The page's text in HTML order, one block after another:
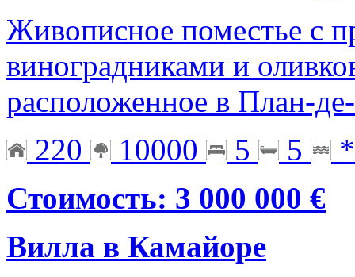
Живописное поместье с
виноградниками и
расположенное в План-
220
10000 5 5
*
Стоимость: 3 000 000 €
Вилла в Камайоре